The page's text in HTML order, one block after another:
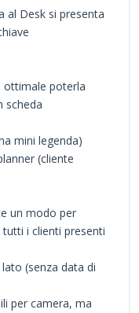
al Desk si presenta
ottimale poterla
scheda
mini legenda)
(cliente
un modo per
i clienti presenti
(senza data di
per camera, ma